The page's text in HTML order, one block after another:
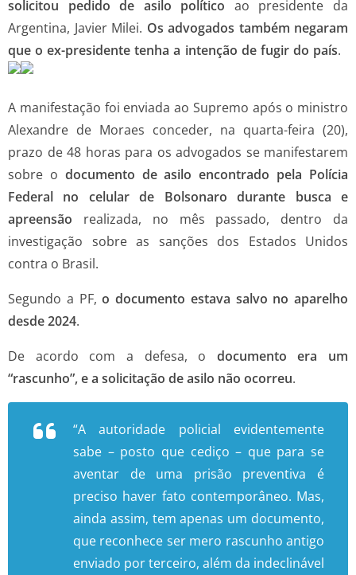
solicitou pedido de asilo político ao presidente da
Argentina, Javier Milei. Os advogados também negaram
que o ex-presidente tenha a intenção de fugir do país.
A manifestação foi enviada ao Supremo após o ministro
Alexandre de Moraes conceder, na quarta-feira (20),
prazo de 48 horas para os advogados se manifestarem
sobre o documento de asilo encontrado pela Polícia
Federal no celular de Bolsonaro durante busca e
apreensão realizada, no mês passado, dentro da
investigação sobre as sanções dos Estados Unidos
contra o Brasil.
Segundo a PF,o documento estava salvo no aparelho
desde 2024.
De acordo com a defesa, o documento era um
“rascunho”, e a solicitação de asilo não ocorreu.
“A autoridade policial evidentemente
sabe – posto que cediço – que para se
aventar de uma prisão preventiva é
preciso haver fato contemporâneo. Mas,
ainda assim, tem apenas um documento,
que reconhece ser mero rascunho antigo
enviado por terceiro, além da indeclinável